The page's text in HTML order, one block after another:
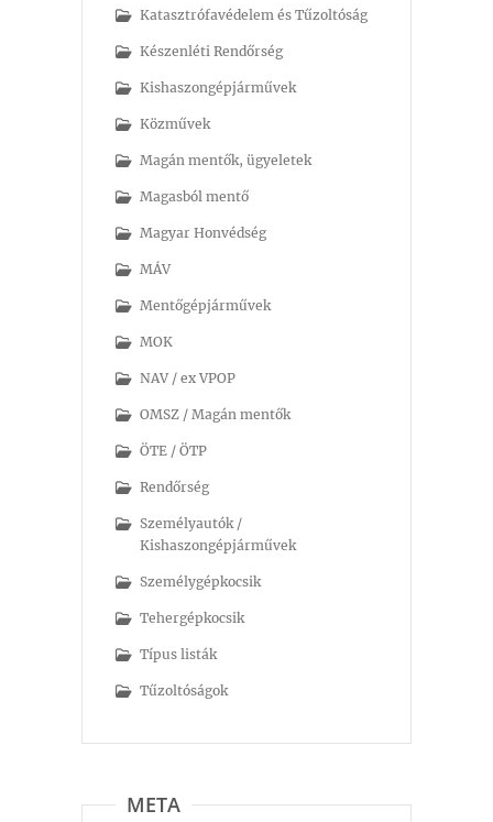
Katasztrófavédelem és Tűzoltóság
Készenléti Rendőrség
Kishaszongépjárművek
Közművek
Magán mentők, ügyeletek
Magasból mentő
Magyar Honvédség
MÁV
Mentőgépjárművek
MOK
NAV / ex VPOP
OMSZ / Magán mentők
ÖTE / ÖTP
Rendőrség
Személyautók /
Kishaszongépjárművek
Személygépkocsik
Tehergépkocsik
Típus listák
Tűzoltóságok
META